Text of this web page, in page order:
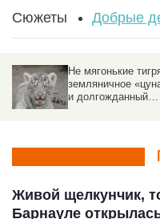
Сюжеты Добрые
Не мягонькие
земляничное
и долгожданный
Живой щелкунчик,
Барнауле